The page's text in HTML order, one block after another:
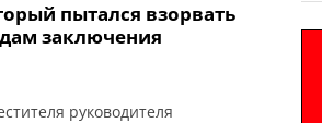
пытался взорвать
заключения
руководителя